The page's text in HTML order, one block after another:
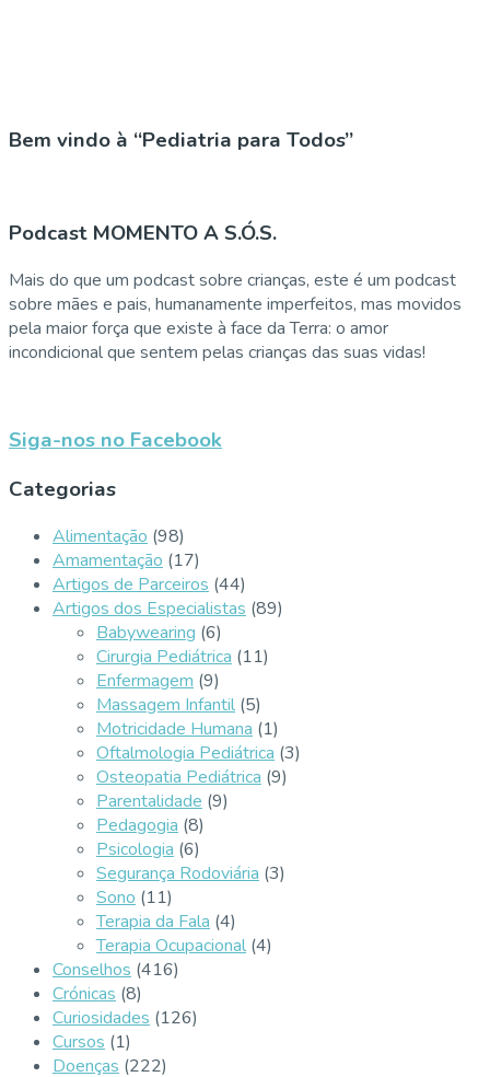
Bem vindo à “Pediatria para Todos”
Podcast MOMENTO A S.Ó.S.
Mais do que um podcast sobre crianças, este é um podcast
sobre mães e pais, humanamente imperfeitos, mas movidos
pela maior força que existe à face da Terra: o amor
incondicional que sentem pelas crianças das suas vidas!
Siga-nos no Facebook
Categorias
Alimentação (98)
Amamentação (17)
Artigos de Parceiros (44)
Artigos dos Especialistas (89)
Babywearing (6)
Cirurgia Pediátrica (11)
Enfermagem (9)
Massagem Infantil (5)
Motricidade Humana (1)
Oftalmologia Pediátrica (3)
Osteopatia Pediátrica (9)
Parentalidade (9)
Pedagogia (8)
Psicologia (6)
Segurança Rodoviária (3)
Sono (11)
Terapia da Fala (4)
Terapia Ocupacional (4)
Conselhos (416)
Crónicas (8)
Curiosidades (126)
Cursos (1)
Doenças (222)